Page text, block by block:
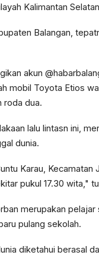
Kalimantan
Balangan,
akun
mobil Toyota Etios
roda dua.
lalu lintasn ini,
dunia.
Karau, Kecamatan
pukul 17.30 wita,"
merupakan pelajar
pulang sekolah.
diketahui berasal